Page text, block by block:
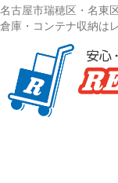
名古屋市瑞穂区・名東
倉庫・コンテナ収納は